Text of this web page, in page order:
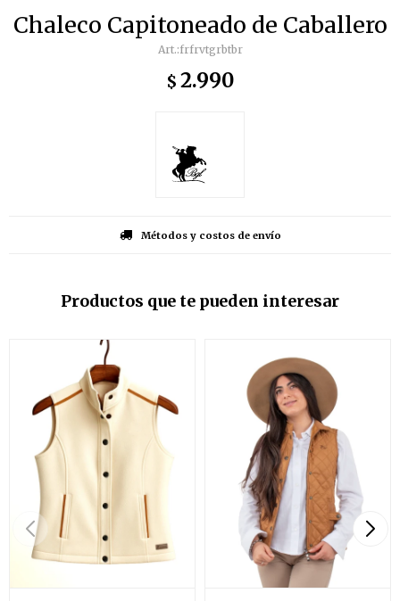
Chaleco Capitoneado de Caballero
frfrvtgrbtbr
$ 2.990
Métodos y costos de envío
Productos que te pueden interesar